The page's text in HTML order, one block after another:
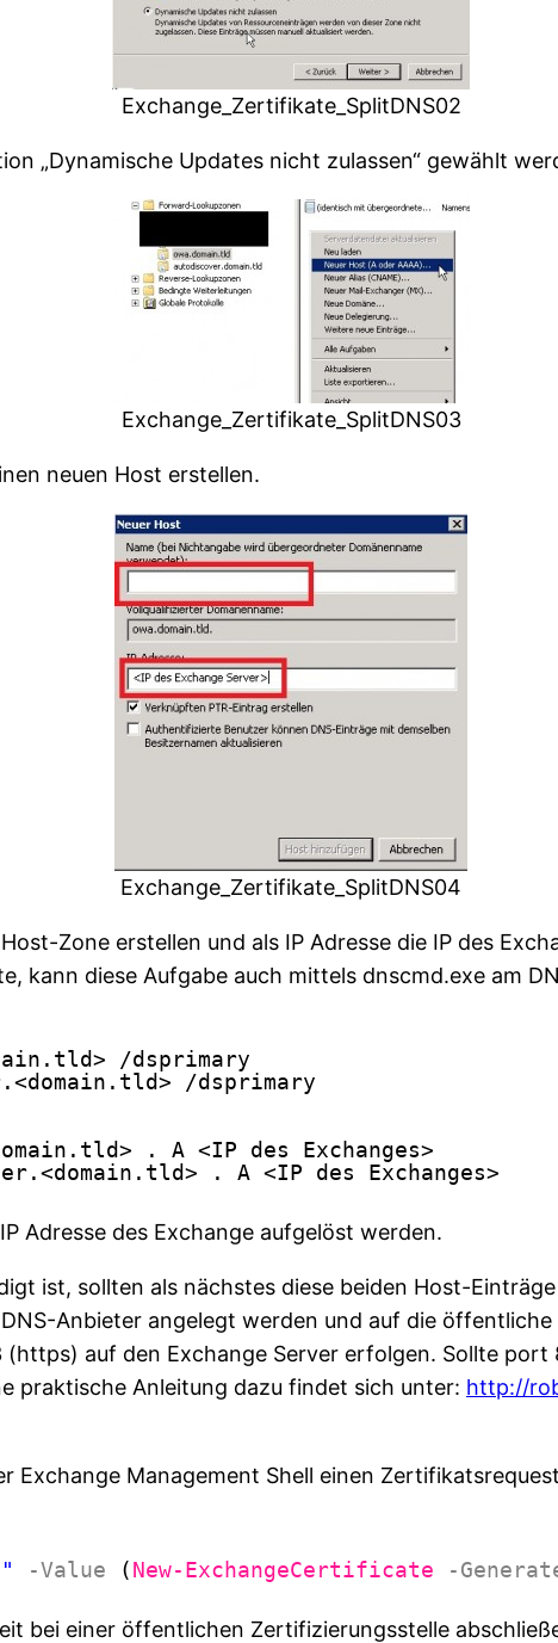
Exchange_Zertifikate_SplitDNS02
„Dynamische Updates nicht zulassen“ gewählt
Exchange_Zertifikate_SplitDNS03
neuen Host erstellen.
Exchange_Zertifikate_SplitDNS04
Zone erstellen und als IP Adresse die IP des
kann diese Aufgabe auch mittels dnscmd.exe am
/dsprimary
/dsprimary
. A <IP des Exchanges>
. A <IP des Exchanges>
Adresse des Exchange aufgelöst werden.
ist, sollten als nächstes diese beiden Host-
Anbieter angelegt werden und auf die
auf den Exchange Server erfolgen. Sollte
praktische Anleitung dazu findet sich unter: http://
Exchange Management Shell einen
-Value (New-ExchangeCertificate -
bei einer öffentlichen Zertifizierungsstelle